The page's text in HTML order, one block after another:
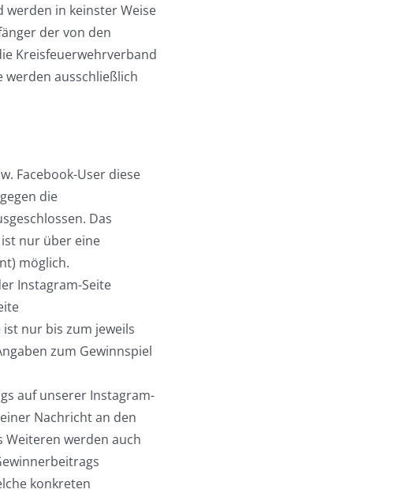
werden in keinster Weise
der von den
Kreisfeuerwehrverband
werden ausschließlich
Facebook-User diese
die
Das
nur über eine
möglich.
Instagram-Seite
ist nur bis zum jeweils
zum Gewinnspiel
auf unserer Instagram-
Nachricht an den
Weiteren werden auch
konkreten